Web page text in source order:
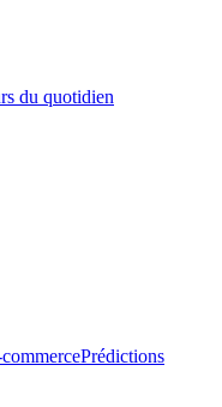
du quotidien
Prédictions